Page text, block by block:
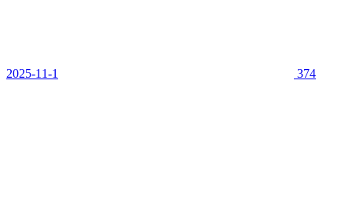
2025-11-1 374